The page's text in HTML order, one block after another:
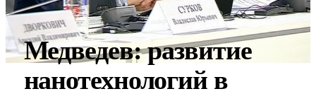
Медведев: развитие
нанотехнологий в